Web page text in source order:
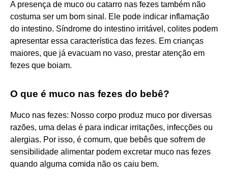
A presença de muco ou catarro nas fezes também não
costuma ser um bom sinal. Ele pode indicar inflamação
do intestino. Síndrome do intestino irritável, colites podem
apresentar essa característica das fezes. Em crianças
maiores, que já evacuam no vaso, prestar atenção em
fezes que boiam.
O que é muco nas fezes do bebê?
Muco nas fezes: Nosso corpo produz muco por diversas
razões, uma delas é para indicar irritações, infecções ou
alergias. Por isso, é comum, que bebês que sofrem de
sensibilidade alimentar podem excretar muco nas fezes
quando alguma comida não os caiu bem.